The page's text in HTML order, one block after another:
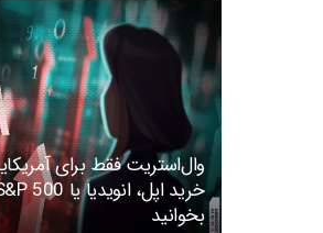
وال‌استریت فقط برای
بخوانید